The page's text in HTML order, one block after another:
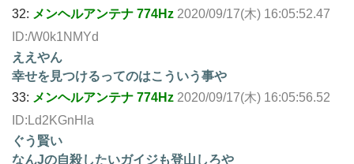
32: メンヘルアンテナ 774Hz 2020/09/17(木) 16:05:52.47
ID:/W0k1NMYd
ええやん
幸せを見つけるってのはこういう事や
33: メンヘルアンテナ 774Hz 2020/09/17(木) 16:05:56.52
ID:Ld2KGnHla
ぐう賢い
なんJの自殺したいガイジも登山しろや